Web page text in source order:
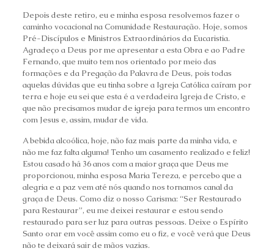
Depois deste retiro, eu e minha esposa resolvemos fazer o
caminho vocacional na Comunidade Restauração. Hoje, somos
Pré-Discípulos e Ministros Extraordinários da Eucaristia.
Agradeço a Deus por me apresentar a esta Obra e ao Padre
Fernando, que muito tem nos orientado por meio das
formações e da Pregação da Palavra de Deus, pois todas
aquelas dúvidas que eu tinha sobre a Igreja Católica caíram por
terra e hoje eu sei que esta é a verdadeira Igreja de Cristo, e
que não precisamos mudar de igreja para termos um encontro
com Jesus e, assim, mudar de vida.
A bebida alcoólica, hoje, não faz mais parte da minha vida, e
não me faz falta alguma! Tenho um casamento realizado e feliz!
Estou casado há 36 anos com a maior graça que Deus me
proporcionou, minha esposa Maria Tereza, e percebo que a
alegria e a paz vem até nós quando nos tornamos canal da
graça de Deus. Como diz o nosso Carisma: “Ser Restaurado
para Restaurar”, eu me deixei restaurar e estou sendo
restaurado para ser luz para outras pessoas. Deixe o Espírito
Santo orar em você assim como eu o fiz, e você verá que Deus
não te deixará sair de mãos vazias.